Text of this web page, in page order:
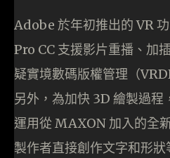
Adobe 於年初推出的 VR
Pro CC 支援影片重播、加
疑實境數碼版權管理（
另外，為加快 3D 繪製過
運用從 MAXON 加入的全
製作者直接創作文字和形